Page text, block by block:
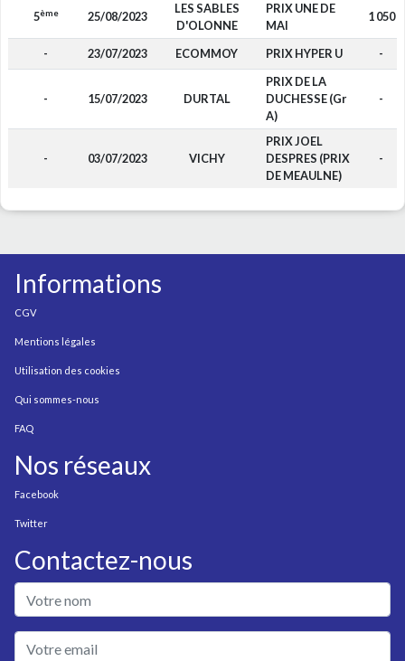
5ème 25/08/2023
LES SABLES
D'OLONNE
PRIX UNE DE
MAI
1 050
- 23/07/2023 ECOMMOY PRIX HYPER U -
- 15/07/2023 DURTAL
PRIX DE LA
DUCHESSE (Gr
A)
-
- 03/07/2023 VICHY
PRIX JOEL
DESPRES (PRIX
DE MEAULNE)
-
Informations
CGV
Mentions légales
Utilisation des cookies
Qui sommes-nous
FAQ
Nos réseaux
Facebook
Twitter
Contactez-nous